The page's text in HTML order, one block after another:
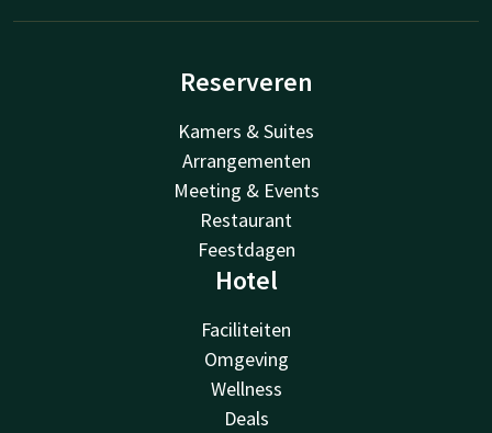
Reserveren
Kamers & Suites
Arrangementen
Meeting & Events
Restaurant
Feestdagen
Hotel
Faciliteiten
Omgeving
Wellness
Deals